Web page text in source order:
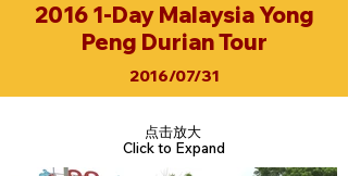
2016 1-Day Malaysia Yong
Peng Durian Tour
2016/07/31
点击放大
Click to Expand